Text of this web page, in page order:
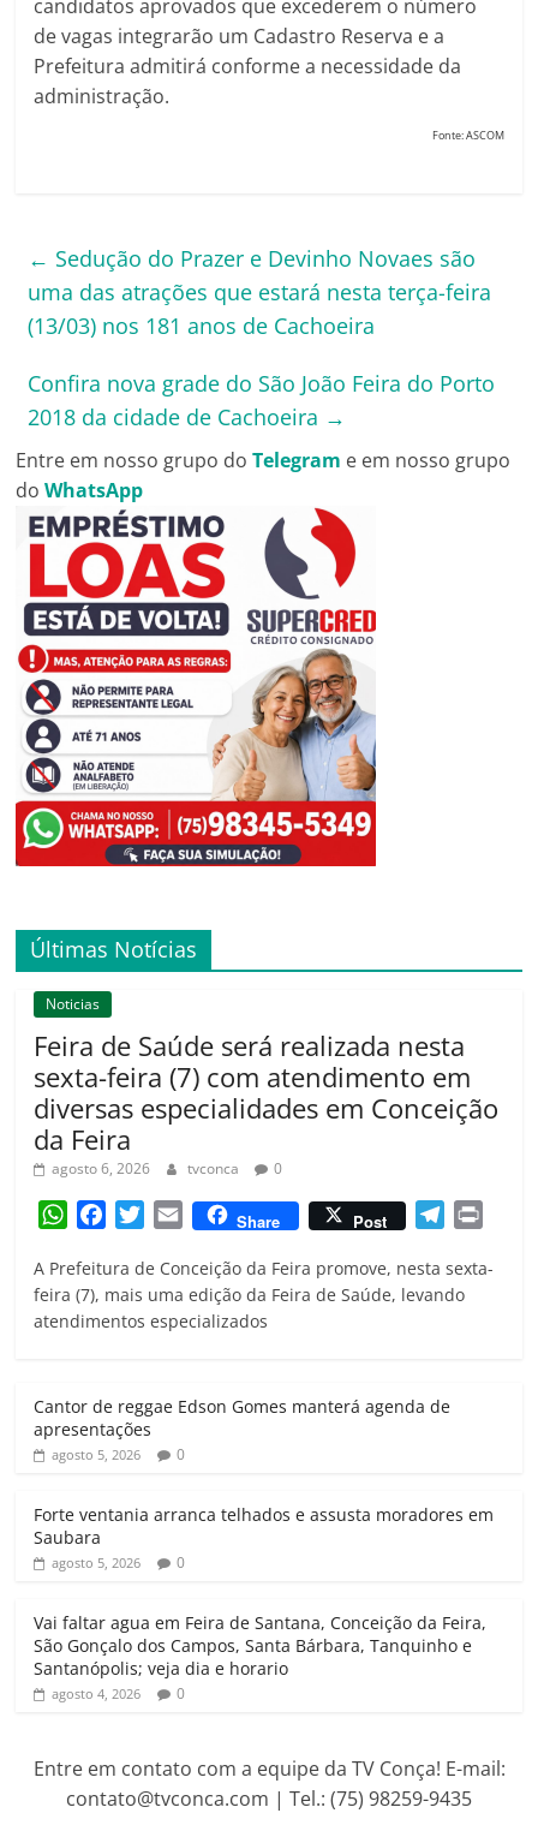
candidatos aprovados que excederem o número
de vagas integrarão um Cadastro Reserva e a
Prefeitura admitirá conforme a necessidade da
administração.
Fonte: ASCOM
← Sedução do Prazer e Devinho Novaes são
uma das atrações que estará nesta terça-feira
(13/03) nos 181 anos de Cachoeira
Confira nova grade do São João Feira do Porto
2018 da cidade de Cachoeira →
Entre em nosso grupo doTelegram e em nosso grupo
doWhatsApp
Últimas Notícias
Noticias
Feira de Saúde será realizada nesta
sexta-feira (7) com atendimento em
diversas especialidades em Conceição
da Feira
agosto 6, 2026 tvconca 0
W
a
t
s
p
c
e
b
k
i
t
t
E
a
l
Share Post
l
e
m
i
A Prefeitura de Conceição da Feira promove, nesta sexta-
feira (7), mais uma edição da Feira de Saúde, levando
atendimentos especializados
Cantor de reggae Edson Gomes manterá agenda de
apresentações
agosto 5, 2026 0
Forte ventania arranca telhados e assusta moradores em
Saubara
agosto 5, 2026 0
Vai faltar agua em Feira de Santana, Conceição da Feira,
São Gonçalo dos Campos, Santa Bárbara, Tanquinho e
Santanópolis; veja dia e horario
agosto 4, 2026 0
Entre em contato com a equipe da TV Conça! E-mail:
contato@tvconca.com | Tel.: (75) 98259-9435